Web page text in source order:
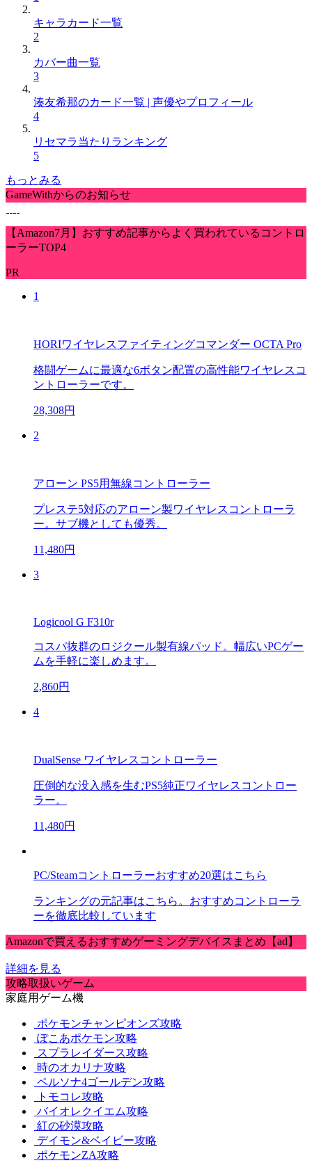
キャラカード一覧
2
カバー曲一覧
3
湊友希那のカード一覧 | 声優やプロフィール
4
リセマラ当たりランキング
5
もっとみる
GameWithからのお知らせ
【Amazon7月】おすすめ記事からよく買われているコントロ
ーラーTOP4
PR
1
HORIワイヤレスファイティングコマンダー OCTA Pro
格闘ゲームに最適な6ボタン配置の高性能ワイヤレスコ
ントローラーです。
28,308円
2
アローン PS5用無線コントローラー
プレステ5対応のアローン製ワイヤレスコントローラ
ー。サブ機としても優秀。
11,480円
3
Logicool G F310r
コスパ抜群のロジクール製有線パッド。幅広いPCゲー
ムを手軽に楽しめます。
2,860円
4
DualSense ワイヤレスコントローラー
圧倒的な没入感を生むPS5純正ワイヤレスコントロー
ラー。
11,480円
PC/Steamコントローラーおすすめ20選はこちら
ランキングの元記事はこちら。おすすめコントローラ
ーを徹底比較しています
Amazonで買えるおすすめゲーミングデバイスまとめ【ad】
詳細を見る
攻略取扱いゲーム
家庭用ゲーム機
ポケモンチャンピオンズ攻略
ぽこあポケモン攻略
スプラレイダース攻略
時のオカリナ攻略
ペルソナ4ゴールデン攻略
トモコレ攻略
バイオレクイエム攻略
紅の砂漠攻略
デイモン&ベイビー攻略
ポケモンZA攻略